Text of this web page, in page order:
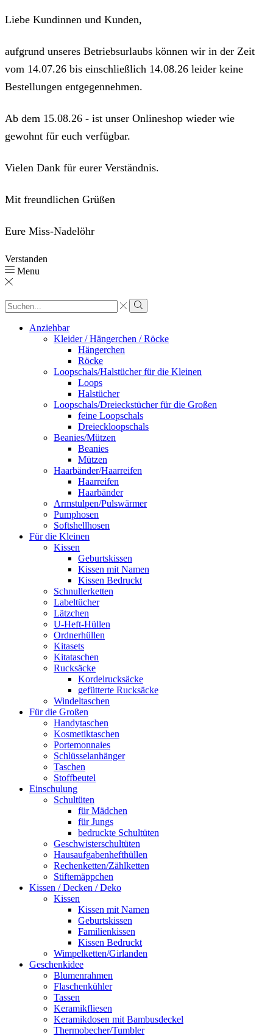
Liebe Kundinnen und Kunden,
aufgrund unseres Betriebsurlaubs können wir in der Zeit
vom 14.07.26 bis einschließlich 14.08.26 leider keine
Bestellungen entgegennehmen.
Ab dem 15.08.26 - ist unser Onlineshop wieder wie
gewohnt für euch verfügbar.
Vielen Dank für eurer Verständnis.
Mit freundlichen Grüßen
Eure Miss-Nadelöhr
Verstanden
Menu
Sucheingabe
Suche
Anziehbar
Kleider / Hängerchen / Röcke
Hängerchen
Röcke
Loopschals/Halstücher für die Kleinen
Loops
Halstücher
Loopschals/Dreieckstücher für die Großen
feine Loopschals
Dreieckloopschals
Beanies/Mützen
Beanies
Mützen
Haarbänder/Haarreifen
Haarreifen
Haarbänder
Armstulpen/Pulswärmer
Pumphosen
Softshellhosen
Für die Kleinen
Kissen
Geburtskissen
Kissen mit Namen
Kissen Bedruckt
Schnullerketten
Labeltücher
Lätzchen
U-Heft-Hüllen
Ordnerhüllen
Kitasets
Kitataschen
Rucksäcke
Kordelrucksäcke
gefütterte Rucksäcke
Windeltaschen
Für die Großen
Handytaschen
Kosmetiktaschen
Portemonnaies
Schlüsselanhänger
Taschen
Stoffbeutel
Einschulung
Schultüten
für Mädchen
für Jungs
bedruckte Schultüten
Geschwisterschultüten
Hausaufgabenhefthüllen
Rechenketten/Zählketten
Stiftemäppchen
Kissen / Decken / Deko
Kissen
Kissen mit Namen
Geburtskissen
Familienkissen
Kissen Bedruckt
Wimpelketten/Girlanden
Geschenkidee
Blumenrahmen
Flaschenkühler
Tassen
Keramikfliesen
Keramikdosen mit Bambusdeckel
Thermobecher/Tumbler